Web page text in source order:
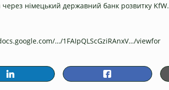
через німецький державний банк розвитку KfW.
…/1FAIpQLScGziRAnxV…/viewfor